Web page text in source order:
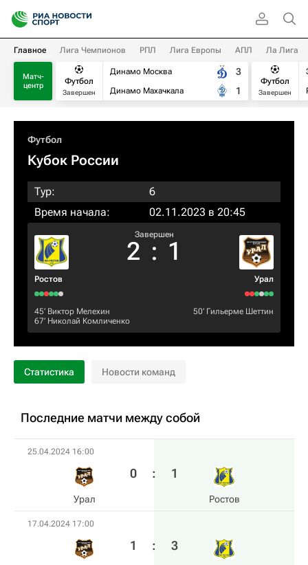
Главное Лига Чемпионов РПЛ Лига Европы АПЛ Ла Лига
Матч-
центр
Футбол
Завершен
Динамо Москва
Динамо Махачкала
3
1
Футбол
Завершен
Футбол
Кубок России
Тур:
6
Время начала:
02.11.2023 в 20:45
Ростов
Завершен
2 : 1
Урал
45‎’‎ Виктор Мелехин
67‎’‎ Николай Комличенко
50‎’‎ Гильерме Шеттин
Статистика Новости команд
Последние матчи между собой
25.04.2024 16:00
Урал
0 : 1
Ростов
17.04.2024 17:00
1 : 3